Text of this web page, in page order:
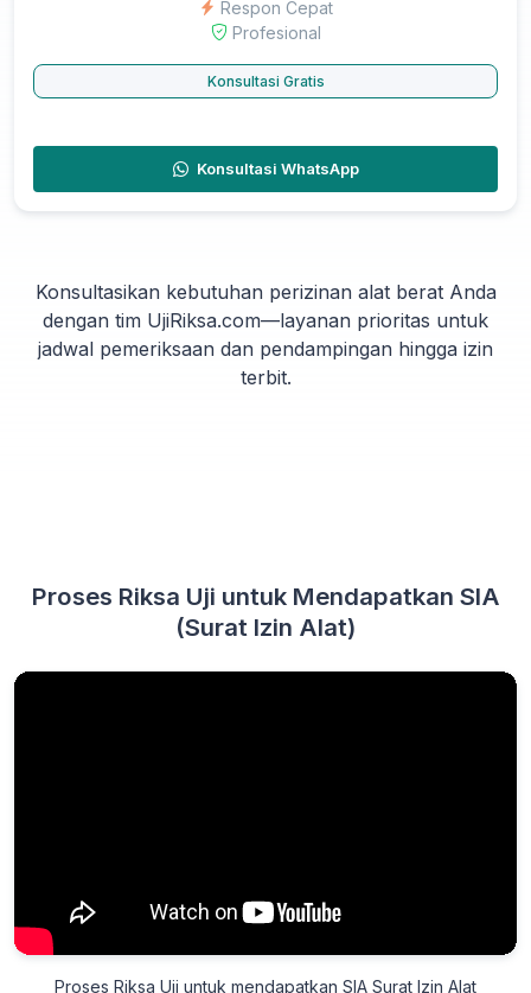
Respon Cepat
Profesional
Konsultasi Gratis
Konsultasi WhatsApp
Konsultasikan kebutuhan perizinan alat berat Anda
dengan tim UjiRiksa.com—layanan prioritas untuk
jadwal pemeriksaan dan pendampingan hingga izin
terbit.
Proses Riksa Uji untuk Mendapatkan SIA
(Surat Izin Alat)
Proses Riksa Uji untuk mendapatkan SIA Surat Izin Alat